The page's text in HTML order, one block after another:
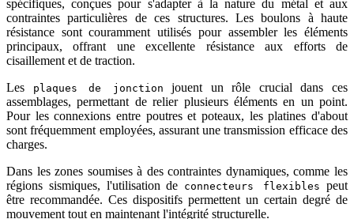
spécifiques, conçues pour s'adapter à la nature du métal et aux
contraintes particulières de ces structures. Les boulons à haute
résistance sont couramment utilisés pour assembler les éléments
principaux, offrant une excellente résistance aux efforts de
cisaillement et de traction.
Les
plaques de jonction
jouent un rôle crucial dans ces
assemblages, permettant de relier plusieurs éléments en un point.
Pour les connexions entre poutres et poteaux, les platines d'about
sont fréquemment employées, assurant une transmission efficace des
charges.
Dans les zones soumises à des contraintes dynamiques, comme les
régions sismiques, l'utilisation de connecteurs flexibles peut
être recommandée. Ces dispositifs permettent un certain degré de
mouvement tout en maintenant l'intégrité structurelle.